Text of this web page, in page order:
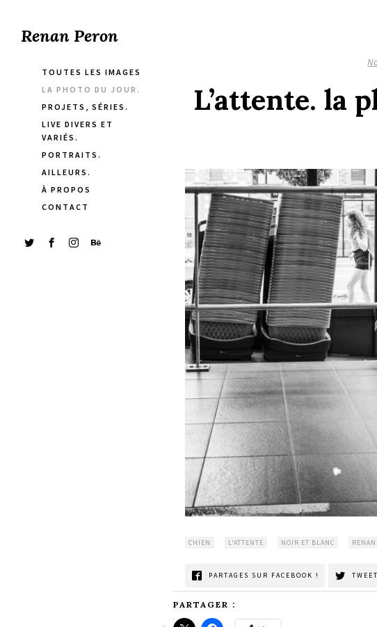
Renan Peron
TOUTES LES IMAGES
LA PHOTO DU JOUR.
PROJETS, SÉRIES.
LIVE DIVERS ET
VARIÉS.
PORTRAITS.
AILLEURS.
À PROPOS
CONTACT
L’attente. la
CHIEN L'ATTENTE NOIR ET BLANC
PARTAGES SUR FACEBOOK !
PARTAGER :